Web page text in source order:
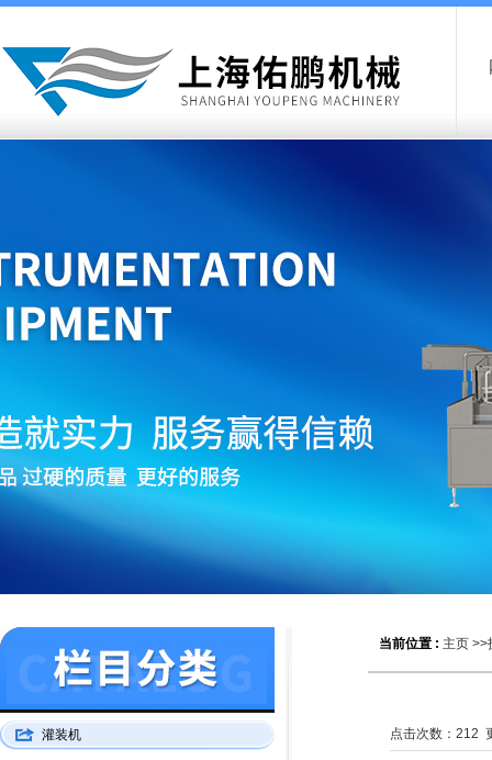
当前位置 : 主页 >>
点击次数： 212
灌装机